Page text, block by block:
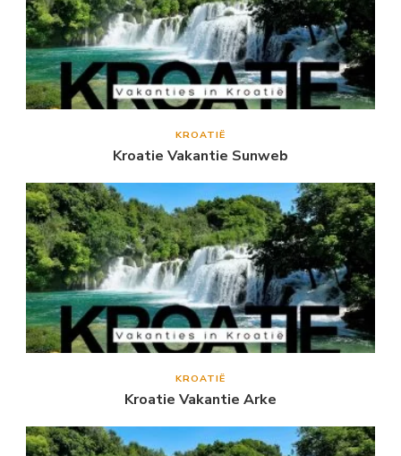
KROATIË
Kroatie Vakantie Sunweb
KROATIË
Kroatie Vakantie Arke